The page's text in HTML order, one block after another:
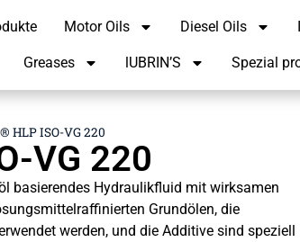
Motor Oils Diesel Oils
Greases lUBRIN’S Spezial
HLP ISO-VG 220
VG 220
basierendes Hydraulikfluid mit wirksamen
Grundölen, die
werden, und die Additive sind speziell